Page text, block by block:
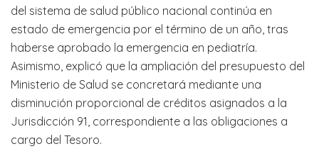
del sistema de salud público nacional continúa en
estado de emergencia por el término de un año, tras
haberse aprobado la emergencia en pediatría.
Asimismo, explicó que la ampliación del presupuesto del
Ministerio de Salud se concretará mediante una
disminución proporcional de créditos asignados a la
Jurisdicción 91, correspondiente a las obligaciones a
cargo del Tesoro.